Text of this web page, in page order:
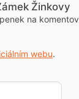
Žinkovy
na
webu.